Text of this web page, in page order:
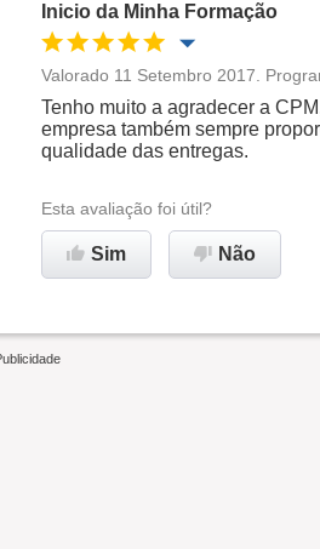
Inicio da Minha Formação
Oportunidade de promoção
Ambiente de trabalho
Recomenda esta empresa
Valorado 11 Setembro 2017.
Tenho muito a agradecer a
empresa também sempre
qualidade das entregas.
Esta avaliação foi útil?
Sim Não